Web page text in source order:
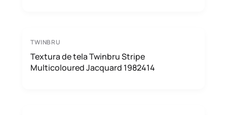
TWINBRU
Textura de tela Twinbru Stripe
Multicoloured Jacquard 1982414